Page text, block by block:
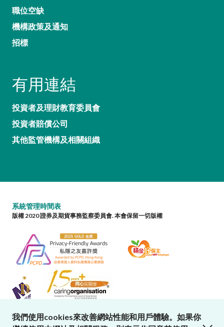
職位空缺
機構政策及通知
招標
有用連結
投資者及理財教育委員會
投資者賠償公司
其他監管機構及相關組織
系統管理時間表
版權 2020 證券及期貨事務監察委員會. 本會保留一切版權
我們使用cookies來改善網站性能和用戶體驗。如果你
close cookies alert